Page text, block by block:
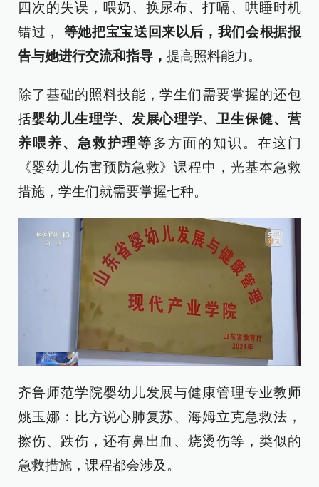
四次的失误，喂奶、换尿布、打嗝、哄睡时机
错过，
等她把宝宝送回来以后，我们会根据报
告与她进行交流和指导， 提高照料能力。
除了基础的照料技能，学生们需要掌握的还包
括婴幼儿生理学、发展心理学、卫生保健、营
养喂养、急救护理等多方面的知识。在这门
《婴幼儿伤害预防急救》课程中，光基本急救
措施，学生们就需要掌握七种。
齐鲁师范学院婴幼儿发展与健康管理专业教师
姚玉娜：比方说心肺复苏、海姆立克急救法，
擦伤、跌伤，还有鼻出血、烧烫伤等，类似的
急救措施，课程都会涉及。